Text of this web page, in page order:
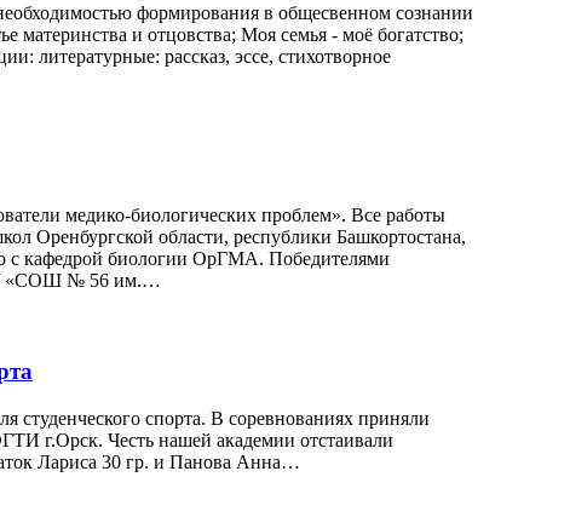
формирования в общесвенном сознании
и отцовства; Моя семья - моё богатство;
литературные: рассказ, эссе, стихотворное
медико-биологических проблем». Все работы
Оренбургской области, республики Башкортостана,
с кафедрой биологии ОрГМА. Победителями
«СОШ № 56 им.…
студенческого спорта. В соревнованиях приняли
Честь нашей академии отстаивали
Лариса 30 гр. и Панова Анна…